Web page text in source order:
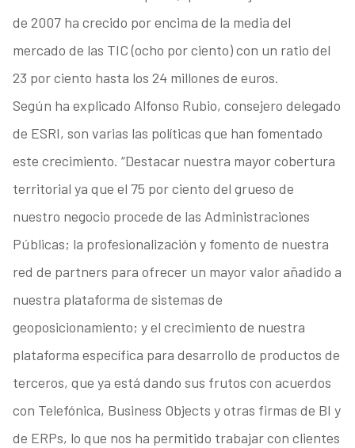
de 2007 ha crecido por encima de la media del
mercado de las TIC (ocho por ciento) con un ratio del
23 por ciento hasta los 24 millones de euros.
Según ha explicado Alfonso Rubio, consejero delegado
de ESRI, son varias las políticas que han fomentado
este crecimiento. “Destacar nuestra mayor cobertura
territorial ya que el 75 por ciento del grueso de
nuestro negocio procede de las Administraciones
Públicas; la profesionalización y fomento de nuestra
red de partners para ofrecer un mayor valor añadido a
nuestra plataforma de sistemas de
geoposicionamiento; y el crecimiento de nuestra
plataforma específica para desarrollo de productos de
terceros, que ya está dando sus frutos con acuerdos
con Telefónica, Business Objects y otras firmas de BI y
de ERPs, lo que nos ha permitido trabajar con clientes